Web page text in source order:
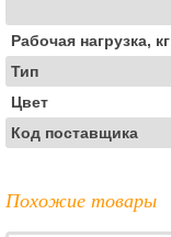
Рабочая нагрузка, кг
Тип
Цвет
Код поставщика
Похожие товары